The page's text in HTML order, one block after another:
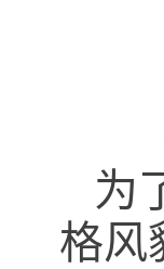
为
格风